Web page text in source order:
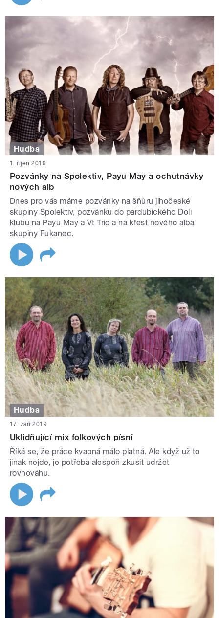
Hudba
1. říjen 2019
Pozvánky na Spolektiv, Payu May a ochutnávky
nových alb
Dnes pro vás máme pozvánky na šňůru jihočeské
skupiny Spolektiv, pozvánku do pardubického Doli
klubu na Payu May a Vt Trio a na křest nového alba
skupiny Fukanec.
Hudba
17. září 2019
Uklidňující mix folkových písní
Říká se, že práce kvapná málo platná. Ale když už to
jinak nejde, je potřeba alespoň zkusit udržet
rovnováhu.